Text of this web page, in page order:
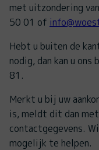
met uitzondering
50 01 of
Hebt u buiten de
nodig, dan kan u
81.
Merkt u bij uw
is, meldt dit dan
contactgegevens.
mogelijk te helpen.